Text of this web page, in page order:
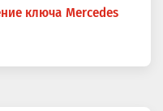
ключа Mercedes